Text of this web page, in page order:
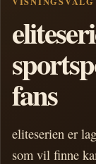
fans
eliteserien er
som vil finne